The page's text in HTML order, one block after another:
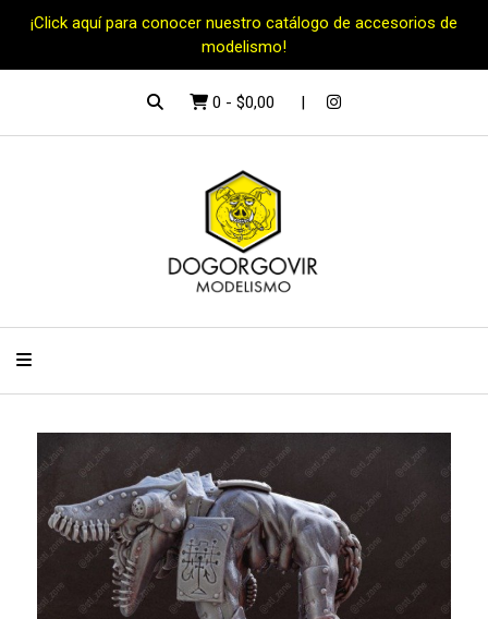
¡Click aquí para conocer nuestro catálogo de accesorios de
modelismo!
0 - $0,00